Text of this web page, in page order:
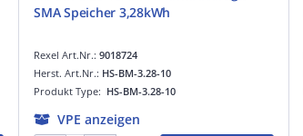
SMA Speicher 3,28kWh
Rexel Art.Nr.: 9018724
Produkt Type: HS-BM-3.28-10
Herst. Art.Nr.: HS-BM-3.28-10
VPE anzeigen